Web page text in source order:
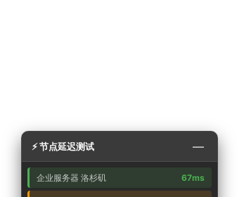
⚡ 节点延迟测试 —
企业服务器 洛杉矶 67ms